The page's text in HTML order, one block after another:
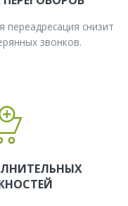
переадресация снизит
звонков.